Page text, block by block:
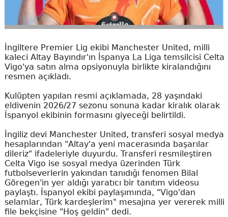
İngiltere Premier Lig ekibi Manchester United, milli
kaleci Altay Bayındır'ın İspanya La Liga temsilcisi Celta
Vigo'ya satın alma opsiyonuyla birlikte kiralandığını
resmen açıkladı.
Kulüpten yapılan resmi açıklamada, 28 yaşındaki
eldivenin 2026/27 sezonu sonuna kadar kiralık olarak
İspanyol ekibinin formasını giyeceği belirtildi.
İngiliz devi Manchester United, transferi sosyal medya
hesaplarından "Altay'a yeni macerasında başarılar
dileriz" ifadeleriyle duyurdu. Transferi resmileştiren
Celta Vigo ise sosyal medya üzerinden Türk
futbolseverlerin yakından tanıdığı fenomen Bilal
Göregen'in yer aldığı yaratıcı bir tanıtım videosu
paylaştı. İspanyol ekibi paylaşımında, "Vigo'dan
selamlar, Türk kardeşlerim" mesajına yer vererek milli
file bekçisine "Hoş geldin" dedi.